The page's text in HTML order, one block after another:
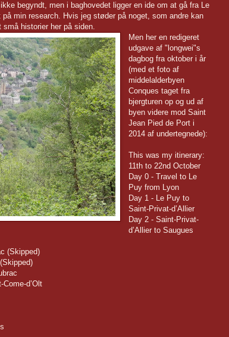
begyndt, men i baghovedet ligger en ide om at gå fra Le
min research. Hvis jeg støder på noget, som andre kan
historier her på siden.
Men her en redigeret
udgave af "longwei"s
dagbog fra oktober i år
(med et foto af
middelalderbyen
Conques taget fra
bjergturen op og ud af
byen videre mod Saint
Jean Pied de Port i
2014 af undertegnede):
This was my itinerary:
11th to 22nd October
Day 0 - Travel to Le
Puy from Lyon
Day 1 - Le Puy to
Saint-Privat-d’Allier
Day 2 - Saint-Privat-
d’Allier to Saugues
(Skipped)
d’Olt